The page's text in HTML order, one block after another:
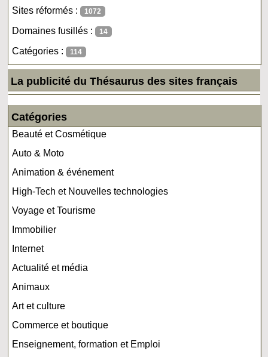
Sites réformés : 1072
Domaines fusillés : 14
Catégories : 114
La publicité du Thésaurus des sites français
Catégories
Beauté et Cosmétique
Auto & Moto
Animation & événement
High-Tech et Nouvelles technologies
Voyage et Tourisme
Immobilier
Internet
Actualité et média
Animaux
Art et culture
Commerce et boutique
Enseignement, formation et Emploi